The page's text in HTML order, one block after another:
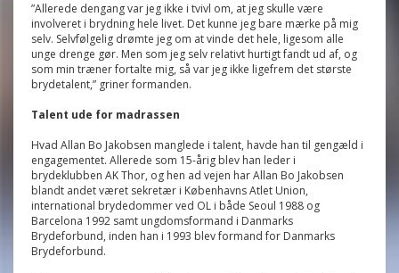
”Allerede dengang var jeg ikke i tvivl om, at jeg skulle være
involveret i brydning hele livet. Det kunne jeg bare mærke på mig
selv. Selvfølgelig drømte jeg om at vinde det hele, ligesom alle
unge drenge gør. Men som jeg selv relativt hurtigt fandt ud af, og
som min træner fortalte mig, så var jeg ikke ligefrem det største
brydetalent,” griner formanden.
Talent ude for madrassen
Hvad Allan Bo Jakobsen manglede i talent, havde han til gengæld i
engagementet. Allerede som 15-årig blev han leder i
brydeklubben AK Thor, og hen ad vejen har Allan Bo Jakobsen
blandt andet været sekretær i Københavns Atlet Union,
international brydedommer ved OL i både Seoul 1988 og
Barcelona 1992 samt ungdomsformand i Danmarks
Brydeforbund, inden han i 1993 blev formand for Danmarks
Brydeforbund.